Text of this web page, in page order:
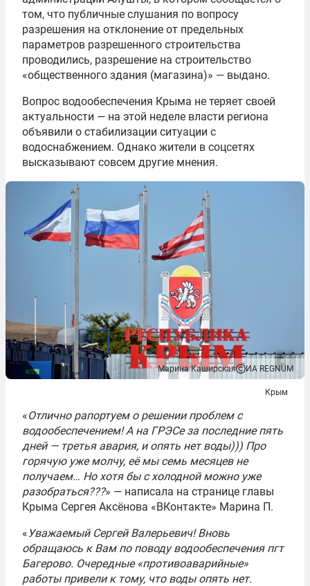
том, что публичные слушания по вопросу
разрешения на отклонение от предельных
параметров разрешенного строительства
проводились, разрешение на строительство
«общественного здания (магазина)» — выдано.
Вопрос водообеспечения Крыма не теряет своей
актуальности — на этой неделе власти региона
объявили о стабилизации ситуации с
водоснабжением. Однако жители в соцсетях
высказывают совсем другие мнения.
Марина Каширская ИА REGNUM
Крым
«Отлично рапортуем о решении проблем с
водообеспечением! А на ГРЭСе за последние пять
дней — третья авария, и опять нет воды))) Про
горячую уже молчу, её мы семь месяцев не
получаем… Но хотя бы с холодной можно уже
разобраться???» — написала на странице главы
Крыма Сергея Аксёнова «ВКонтакте» Марина П.
«Уважаемый Сергей Валерьевич! Вновь
обращаюсь к Вам по поводу водообеспечения пгт
Багерово. Очередные «противоаварийные»
работы привели к тому, что воды опять нет.